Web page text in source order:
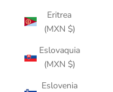
Eritrea
(MXN $)
Eslovaquia
(MXN $)
Eslovenia